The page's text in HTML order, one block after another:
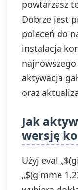
powtarzasz
Dobrze jest
poleceń do
instalacja
aktywacja
oraz
Jak
wersję
Użyj eval
„$(gimme